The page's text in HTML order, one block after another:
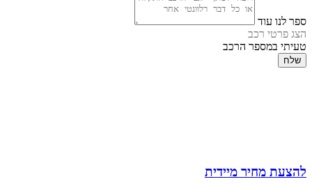
ספר לנו עוד
הצג פרטי רכב
טעיתי במספר הרכב
שלח
להצעת מחיר מיידית